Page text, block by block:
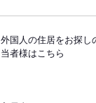
外国人の住居をお探し
当者様はこちら